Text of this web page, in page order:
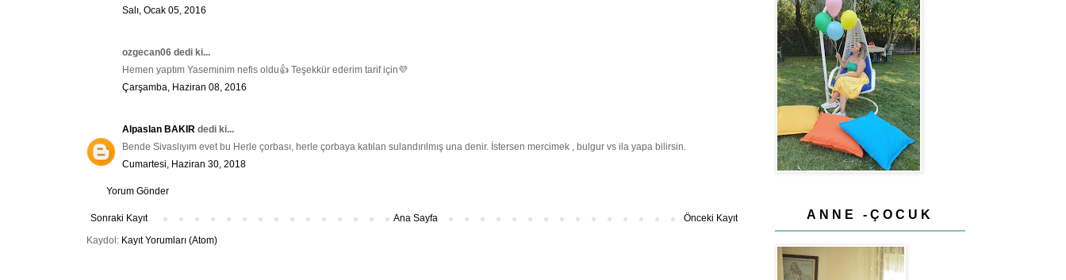
Salı, Ocak 05, 2016
ozgecan06 dedi ki...
Hemen yaptım Yaseminim nefis oldu👍 Teşekkür ederim tarif için💜
Çarşamba, Haziran 08, 2016
Alpaslan BAKIR dedi ki...
Bende Sivaslıyım evet bu Herle çorbası, herle çorbaya katılan sulandırılmış una denir. İstersen mercimek , bulgur vs ila yapa bilirsin.
Cumartesi, Haziran 30, 2018
Yorum Gönder
Sonraki Kayıt Önceki Kayıt
Ana Sayfa
Kaydol: Kayıt Yorumları (Atom)
ANNE -ÇOCUK